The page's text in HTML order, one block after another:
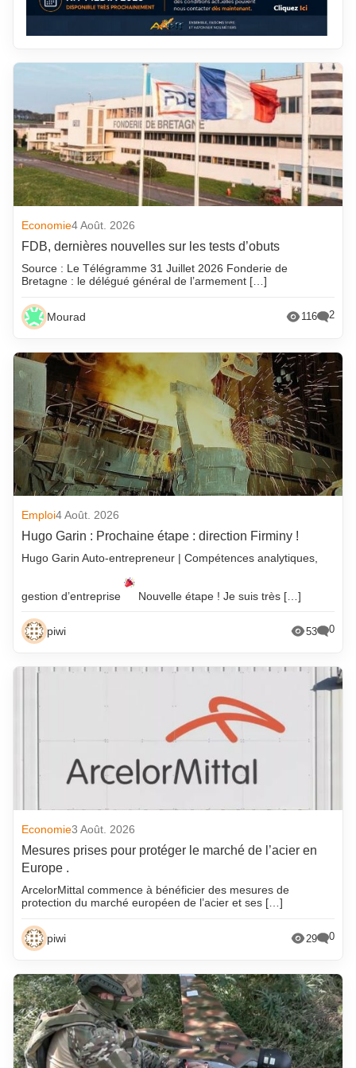
Economie4 Août. 2026
FDB, dernières nouvelles sur les tests d’obuts
Source : Le Télégramme 31 Juillet 2026 Fonderie de
Bretagne : le délégué général de l’armement […]
Mourad 116 2
Emploi4 Août. 2026
Hugo Garin : Prochaine étape : direction Firminy !
Hugo Garin Auto-entrepreneur | Compétences analytiques,
gestion d’entreprise Nouvelle étape ! Je suis très […]
piwi 53 0
Economie3 Août. 2026
Mesures prises pour protéger le marché de l’acier en
Europe .
ArcelorMittal commence à bénéficier des mesures de
protection du marché européen de l’acier et ses […]
piwi 29 0